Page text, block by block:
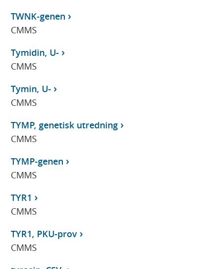
TWNK-genen
CMMS
Tymidin, U-
CMMS
Tymin, U-
CMMS
TYMP, genetisk utredning
CMMS
TYMP-genen
CMMS
TYR1
CMMS
TYR1, PKU-prov
CMMS